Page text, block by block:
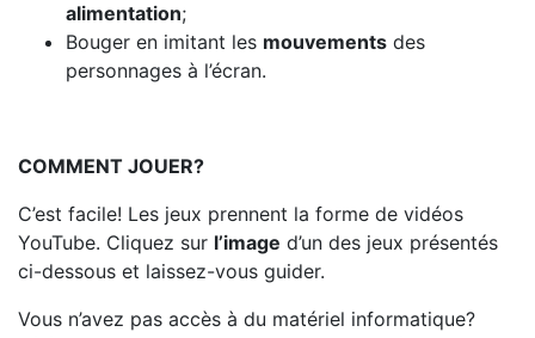
alimentation;
Bouger en imitant les mouvements des
personnages à l’écran.
COMMENT JOUER?
C’est facile! Les jeux prennent la forme de vidéos
YouTube. Cliquez sur l’image d’un des jeux présentés
ci-dessous et laissez-vous guider.
Vous n’avez pas accès à du matériel informatique?